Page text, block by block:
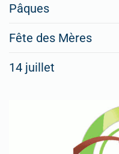
Pâques
Fête des Mères
14 juillet